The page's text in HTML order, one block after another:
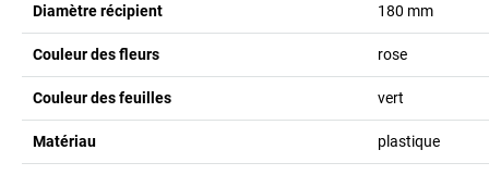
Diamètre récipient 180 mm
Couleur des fleurs rose
Couleur des feuilles vert
Matériau plastique